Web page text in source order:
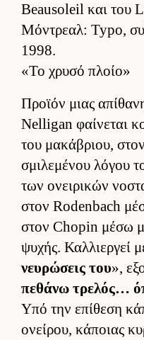
Beausoleil και του
Μόντρεαλ: Typo,
1998.
«Το χρυσό πλοίο»
Προ­ϊόν μιας
Nelligan φαί­νεται
του μακάβριου,
σμιλεμένου λόγου
των ονει­ρικών
στον Rodenbach
στον Chopin μέσω
ψυχής. Καλ­λιερ­γεί
νευ­ρώσεις του»,
πεθάνω τρελός…
Υπό την επίθεση
ονεί­ρου, κάποιας